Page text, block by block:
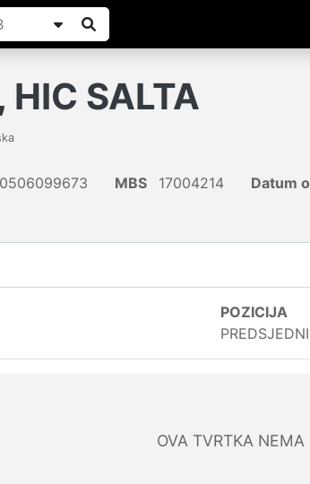
HIC SALTA
MBS 17004214 Datum
POZICIJA
OVA TVRTKA NEMA